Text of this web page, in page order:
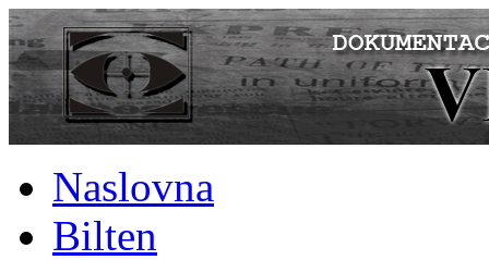
Naslovna
Bilten